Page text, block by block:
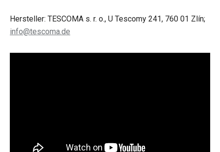
Hersteller: TESCOMA s. r. o., U Tescomy 241, 760 01 Zlín;
info@tescoma.de